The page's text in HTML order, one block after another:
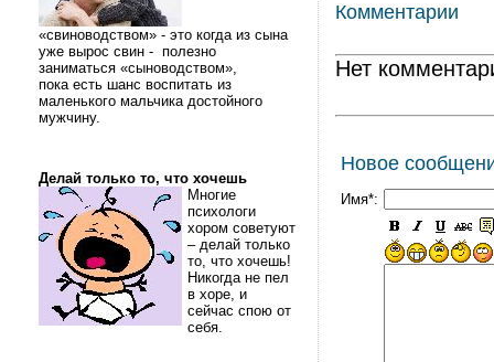
«свиноводством» - это когда из сына
уже вырос свин - полезно
заниматься «сыноводством»,
пока есть шанс воспитать из
маленького мальчика достойного
мужчину.
Делай только то, что хочешь
Многие
психологи
хором советуют
– делай только
то, что хочешь!
Никогда не пел
в хоре, и
сейчас спою от
себя.
Комментарии
Нет
Новое
Имя*: